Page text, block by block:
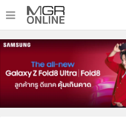
• หน้าหลัก
ทันเหตุการณ์
ภาคใต้
• ภูมิภาค